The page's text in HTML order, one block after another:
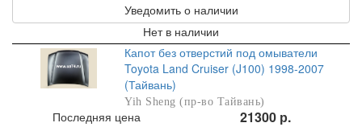
Уведомить о наличии
Нет в наличии
Капот без отверстий под омыватели
Toyota Land Cruiser (J100) 1998-2007
(Тайвань)
Yih Sheng (пр-во Тайвань)
Последняя цена 21300 р.